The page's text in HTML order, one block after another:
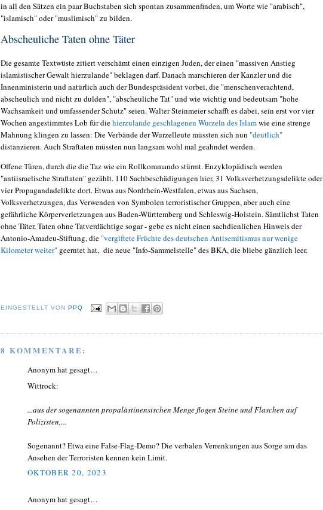
in all den Sätzen ein paar Buchstaben sich spontan zusammenfinden, um Worte wie "arabisch",
"islamisch" oder "muslimisch" zu bilden.
Abscheuliche Taten ohne Täter
Die gesamte Textwüste zitiert verschämt einen einzigen Juden, der einen "massiven Anstieg
islamistischer Gewalt hierzulande" beklagen darf. Danach marschieren der Kanzler und die
Innenministerin und natürlich auch der Bundespräsident vorbei, die "menschenverachtend,
abscheulich und nicht zu dulden", "abscheuliche Tat" und wie wichtig und bedeutsam "hohe
Wachsamkeit und umfassender Schutz" seien. Walter Steinmeier schafft es dabei, sein erst vor vier
Wochen angestimmtes Lob für diehierzulande geschlagenen Wurzeln des Islamwie eine strenge
Mahnung klingen zu lassen: Die Verbände der Wurzelleute müssten sich nun "deutlich"
distanzieren. Auch Straftaten müssten nun langsam wohl mal geahndet werden.
Offene Türen, durch die die Taz wie ein Rollkommando stürmt. Enzyklopädisch werden
"antiisraelische Straftaten" gezählt. 110 Sachbeschädigungen hier, 31 Volksverhetzungsdelikte oder
vier Propagandadelikte dort. Etwas aus Nordrhein-Westfalen, etwas aus Sachsen,
Volksverhetzungen, das Verwenden von Symbolen terroristischer Gruppen, aber auch eine
gefährliche Körperverletzungen aus Baden-Württemberg und Schleswig-Holstein. Sämtlichst Taten
ohne Täter, Taten ohne Tatverdächtige sogar - gebe es nicht einen sachdienlichen Hinweis der
Antonio-Amadeu-Stiftung, die "vergiftete Früchte des deutschen Antisemitismus nur wenige
Kilometer weiter" geerntet hat, die neue "Info-Sammelstelle" des BKA, die bliebe gänzlich leer.
EINGESTELLT VONPPQ
8 KOMMENTARE:
Anonym hat gesagt…
Wittrock:
...aus der sogenannten propalästinensischen Menge flogen Steine und Flaschen auf
Polizisten,...
Sogenannt? Etwa eine False-Flag-Demo? Die verbalen Verrenkungen aus Sorge um das
Ansehen der Terroristen kennen kein Limit.
OKTOBER 20, 2023
Anonym hat gesagt…